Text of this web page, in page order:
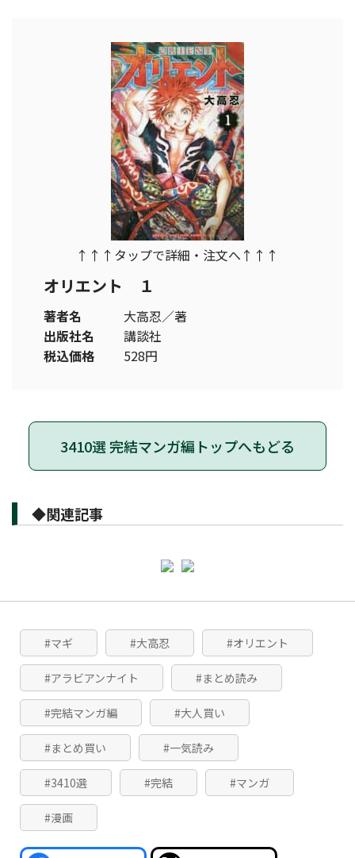
↑↑↑タップで詳細・注文へ↑↑↑
オリエント １
著者名
大高忍／著
出版社名
講談社
税込価格
528円
3410選 完結マンガ編トップへもどる
◆関連記事
#マギ #大高忍 #オリエント
#アラビアンナイト #まとめ読み
#完結マンガ編 #大人買い
#まとめ買い #一気読み
#3410選 #完結 #マンガ
#漫画